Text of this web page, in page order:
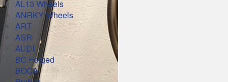
AL13 Wheels
ANRKY Wheels
ART
ASR
AUDI
BC Forged
BOCA